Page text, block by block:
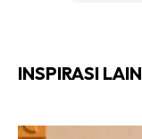
INSPIRASI LAIN